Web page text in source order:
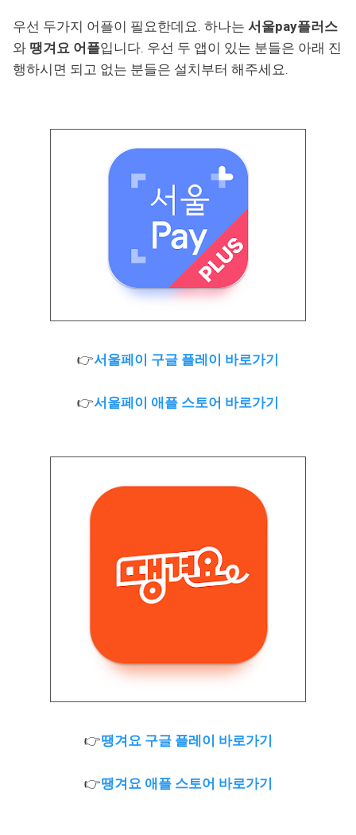
우선 두가지 어플이 필요한데요. 하나는 서울pay플러스
와 땡겨요 어플입니다. 우선 두 앱이 있는 분들은 아래 진
행하시면 되고 없는 분들은 설치부터 해주세요.
👉서울페이 구글 플레이 바로가기
👉서울페이 애플 스토어 바로가기
👉땡겨요 구글 플레이 바로가기
👉땡겨요 애플 스토어 바로가기